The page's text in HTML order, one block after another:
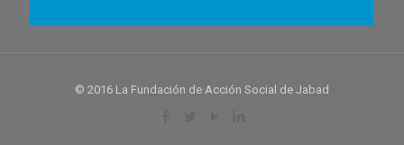
© 2016 La Fundación de Acción Social de Jabad